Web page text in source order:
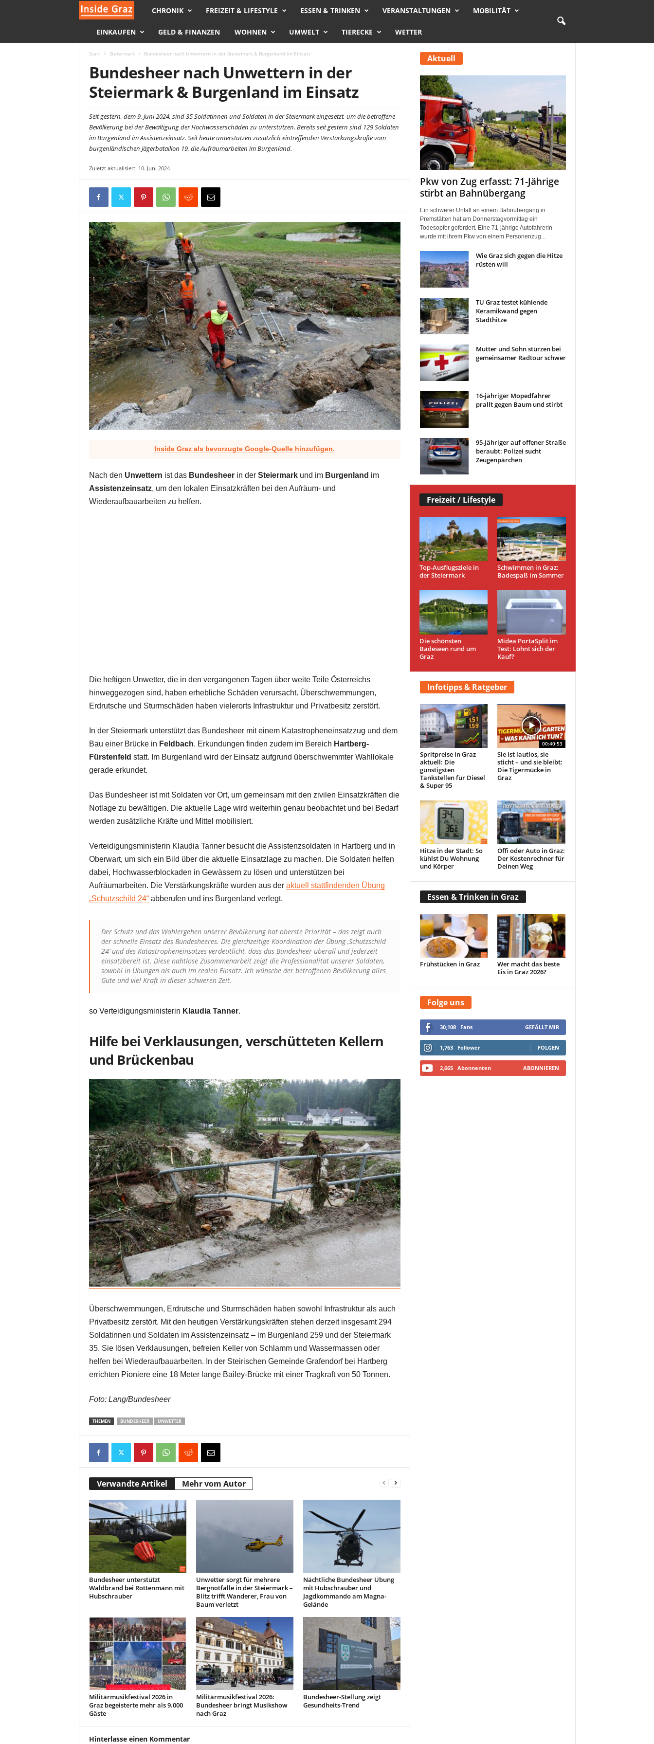
s
i
e
G
a
CHRONIK FREIZEIT & LIFESTYLE ESSEN & TRINKEN VERANSTALTUNGEN MOBILITÄT
EINKAUFEN GELD & FINANZEN WOHNEN UMWELT TIERECKE WETTER
Start Steiermark Bundesheer nach Unwettern in der Steiermark & Burgenland im Einsatz
Bundesheer nach Unwettern in der
Steiermark & Burgenland im Einsatz
Seit gestern, dem 9. Juni 2024, sind 35 Soldatinnen und Soldaten in der Steiermark eingesetzt, um die betroffene
Bevölkerung bei der Bewältigung der Hochwasserschäden zu unterstützen. Bereits seit gestern sind 129 Soldaten
im Burgenland im Assistenzeinsatz. Seit heute unterstützen zusätzlich eintreffenden Verstärkungskräfte vom
burgenländischen Jägerbataillon 19, die Aufräumarbeiten im Burgenland.
Zuletzt aktualisiert: 10. Juni 2024
Inside Graz als bevorzugte Google-Quelle hinzufügen.
Nach den Unwettern ist das Bundesheerin der Steiermarkund im Burgenland im
Assistenzeinsatz, um den lokalen Einsatzkräften bei den Aufräum- und
Wiederaufbauarbeiten zu helfen.
Die heftigen Unwetter, die in den vergangenen Tagen über weite Teile Österreichs
hinweggezogen sind, haben erhebliche Schäden verursacht. Überschwemmungen,
Erdrutsche und Sturmschäden haben vielerorts Infrastruktur und Privatbesitz zerstört.
In der Steiermark unterstützt das Bundesheer mit einem Katastropheneinsatzzug und dem
Bau einer Brücke in Feldbach. Erkundungen finden zudem im Bereich Hartberg-
Fürstenfeld statt. Im Burgenland wird der Einsatz aufgrund überschwemmter Wahllokale
gerade erkundet.
Das Bundesheer ist mit Soldaten vor Ort, um gemeinsam mit den zivilen Einsatzkräften die
Notlage zu bewältigen. Die aktuelle Lage wird weiterhin genau beobachtet und bei Bedarf
werden zusätzliche Kräfte und Mittel mobilisiert.
Verteidigungsministerin Klaudia Tanner besucht die Assistenzsoldaten in Hartberg und in
Oberwart, um sich ein Bild über die aktuelle Einsatzlage zu machen. Die Soldaten helfen
dabei, Hochwasserblockaden in Gewässern zu lösen und unterstützen bei
Aufräumarbeiten. Die Verstärkungskräfte wurden aus der aktuell stattfindenden Übung
„Schutzschild 24“abberufen und ins Burgenland verlegt.
Der Schutz und das Wohlergehen unserer Bevölkerung hat oberste Priorität – das zeigt auch
der schnelle Einsatz des Bundesheeres. Die gleichzeitige Koordination der Übung ‚Schutzschild
24‘ und des Katastropheneinsatzes verdeutlicht, dass das Bundesheer überall und jederzeit
einsatzbereit ist. Diese nahtlose Zusammenarbeit zeigt die Professionalität unserer Soldaten,
sowohl in Übungen als auch im realen Einsatz. Ich wünsche der betroffenen Bevölkerung alles
Gute und viel Kraft in dieser schweren Zeit.
so Verteidigungsministerin Klaudia Tanner.
Hilfe bei Verklausungen, verschütteten Kellern
und Brückenbau
Überschwemmungen, Erdrutsche und Sturmschäden haben sowohl Infrastruktur als auch
Privatbesitz zerstört. Mit den heutigen Verstärkungskräften stehen derzeit insgesamt 294
Soldatinnen und Soldaten im Assistenzeinsatz – im Burgenland 259 und der Steiermark
35. Sie lösen Verklausungen, befreien Keller von Schlamm und Wassermassen oder
helfen bei Wiederaufbauarbeiten. In der Steirischen Gemeinde Grafendorf bei Hartberg
errichten Pioniere eine 18 Meter lange Bailey-Brücke mit einer Tragkraft von 50 Tonnen.
Foto: Lang/Bundesheer
THEMEN BUNDESHEER UNWETTER
Verwandte Artikel Mehr vom Autor
Bundesheer unterstützt
Waldbrand bei Rottenmann mit
Hubschrauber
Unwetter sorgt für mehrere
Bergnotfälle in der Steiermark –
Blitz trifft Wanderer, Frau von
Baum verletzt
Nächtliche Bundesheer Übung
mit Hubschrauber und
Jagdkommando am Magna-
Gelände
Militärmusikfestival 2026 in
Graz begeisterte mehr als 9.000
Gäste
Militärmusikfestival 2026:
Bundesheer bringt Musikshow
nach Graz
Bundesheer-Stellung zeigt
Gesundheits-Trend
Hinterlasse einen Kommentar
Aktuell
Pkw von Zug erfasst: 71-Jährige
stirbt an Bahnübergang
Ein schwerer Unfall an einem Bahnübergang in
Premstätten hat am Donnerstagvormittag ein
Todesopfer gefordert. Eine 71-jährige Autofahrerin
wurde mit ihrem Pkw von einem Personenzug...
Wie Graz sich gegen die Hitze
rüsten will
TU Graz testet kühlende
Keramikwand gegen
Stadthitze
Mutter und Sohn stürzen bei
gemeinsamer Radtour schwer
16-jähriger Mopedfahrer
prallt gegen Baum und stirbt
95-Jähriger auf offener Straße
beraubt: Polizei sucht
Zeugenpärchen
Freizeit / Lifestyle
Top-Ausflugsziele in
der Steiermark
Schwimmen in Graz:
Badespaß im Sommer
Die schönsten
Badeseen rund um
Graz
Midea PortaSplit im
Test: Lohnt sich der
Kauf?
Infotipps & Ratgeber
Spritpreise in Graz
aktuell: Die
günstigsten
Tankstellen für Diesel
& Super 95
00:40:53
Sie ist lautlos, sie
sticht – und sie bleibt:
Die Tigermücke in
Graz
Hitze in der Stadt: So
kühlst Du Wohnung
und Körper
Öffi oder Auto in Graz:
Der Kostenrechner für
Deinen Weg
Essen & Trinken in Graz
Frühstücken in Graz
Wer macht das beste
Eis in Graz 2026?
Folge uns
30,108 Fans GEFÄLLT MIR
1,763 Follower FOLGEN
2,665 Abonnenten ABONNIEREN